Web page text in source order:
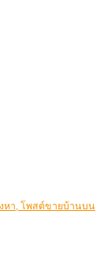
หา, โพสต์ขายบ้านบน